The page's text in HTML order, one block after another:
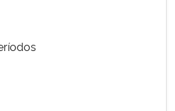
Direitos Humanos